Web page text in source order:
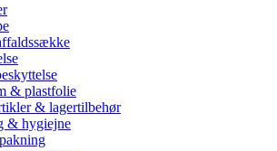
& plastfolie
& lagertilbehør
& hygiejne